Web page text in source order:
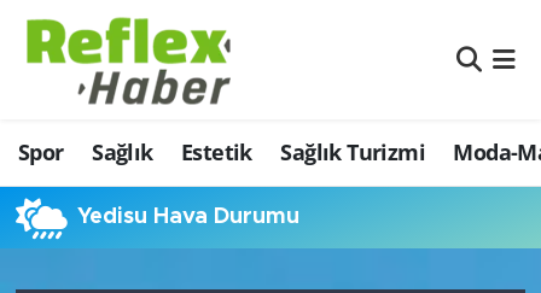
Spor Sağlık Estetik Sağlık Turizmi Moda-
Yedisu Hava Durumu
Eğitim
Estetik
Firmalardan
Nöbetçi Eczaneler
Hava Durumu
Namaz Vakitleri